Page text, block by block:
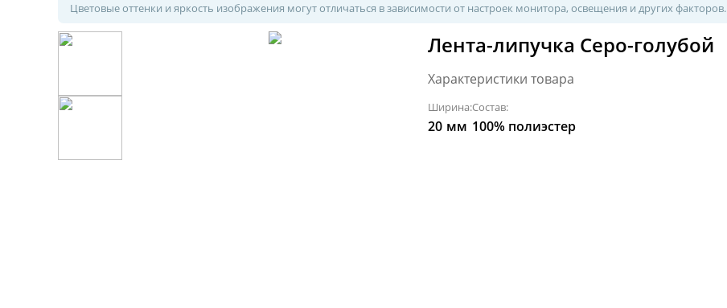
Цветовые оттенки и яркость изображения могут отличаться в зависимости от настроек монитора, освещения и других факторов.
Лента-липучка Серо-голубой
Характеристики товара
Ширина:
20 мм
Состав:
100% полиэстер